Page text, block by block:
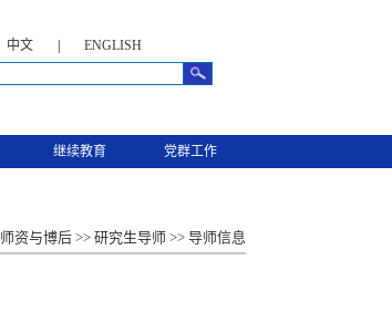
中文 ENGLISH
继续教育 党群工作
师资与博后 >> 研究生导师 >> 导师信息